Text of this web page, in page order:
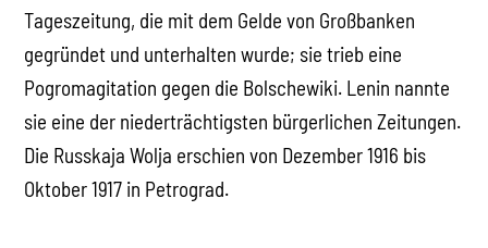
Tageszeitung, die mit dem Gelde von Großbanken
gegründet und unterhalten wurde; sie trieb eine
Pogromagitation gegen die Bolschewiki. Lenin nannte
sie eine der niederträchtigsten bürgerlichen Zeitungen.
Die Russkaja Wolja erschien von Dezember 1916 bis
Oktober 1917 in Petrograd.